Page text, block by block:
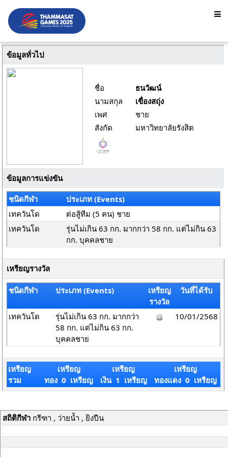
ข้อมูลทั่วไป
ชื่อ
ธนวัฒน์
นามสกุล
เขื่องสถุ่ง
เพศ
ชาย
สังกัด
มหาวิทยาลัยรังสิต
ข้อมูลการแข่งขัน
ชนิดกีฬา
ประเภท (Events)
เทควันโด
ต่อสู้ทีม (5 คน) ชาย
เทควันโด
รุ่นไม่เกิน 63 กก. มากกว่า 58 กก. แต่ไม่กิน 63
กก. บุคคลชาย
เหรียญรางวัล
ชนิดกีฬา ประเภท (Events)
เหรียญ
รางวัล
วันที่ได้รับ
เทควันโด
รุ่นไม่เกิน 63 กก. มากกว่า
58 กก. แต่ไม่กิน 63 กก.
บุคคลชาย
10/01/2568
เหรียญ
รวม
เหรียญ
ทอง 0 เหรียญ
เหรียญ
เงิน 1 เหรียญ
เหรียญ
ทองแดง 0 เหรียญ
สถิติกีฬากรีฑา , ว่ายน้ำ , ยิงปืน